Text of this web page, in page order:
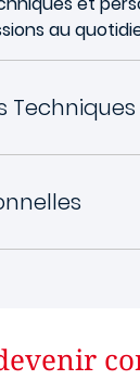
au
Techniques